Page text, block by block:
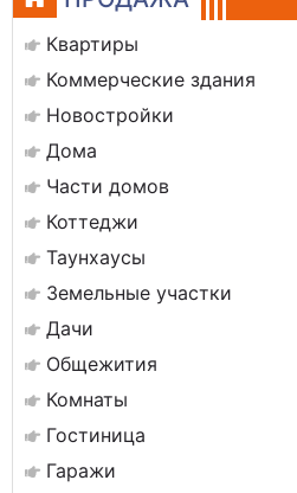
Квартиры
Коммерческие здания
Новостройки
Дома
Части домов
Коттеджи
Таунхаусы
Земельные участки
Дачи
Общежития
Комнаты
Гостиница
Гаражи